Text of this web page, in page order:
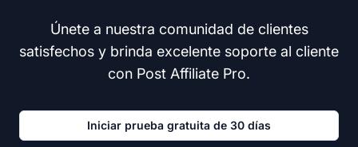
Únete a nuestra comunidad de clientes
satisfechos y brinda excelente soporte al cliente
con Post Affiliate Pro.
Iniciar prueba gratuita de 30 días